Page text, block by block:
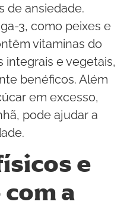
de ansiedade.
3, como peixes e
vitaminas do
integrais e vegetais,
benéficos. Além
em excesso,
pode ajudar a
e
a